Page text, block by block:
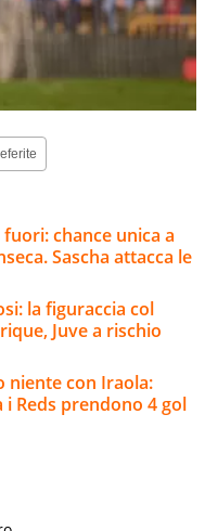
chance unica a
Sascha attacca le
la figuraccia col
Juve a rischio
niente con Iraola:
Reds prendono 4 gol